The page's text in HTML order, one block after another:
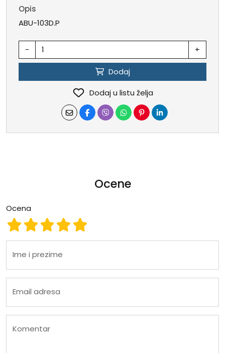
Opis
ABU-103D.P
- +
Dodaj
Dodaj u listu želja
Ocene
Ocena
Ocena 5
Ocena 4
Ocena 3
Ocena 2
Ocena 1
Ime i prezime
Email adresa
Komentar